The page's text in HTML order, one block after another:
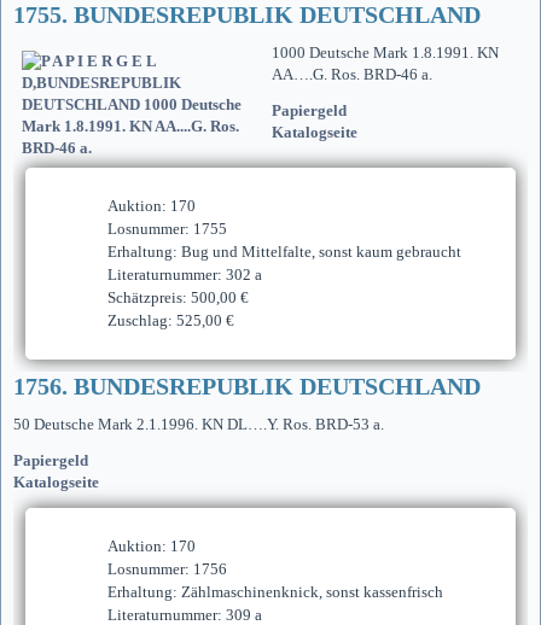
1755. BUNDESREPUBLIK DEUTSCHLAND
1000 Deutsche Mark 1.8.1991. KN
AA….G. Ros. BRD-46 a.
Papiergeld
Katalogseite
Auktion: 170
Losnummer: 1755
Erhaltung: Bug und Mittelfalte, sonst kaum gebraucht
Literaturnummer: 302 a
Schätzpreis: 500,00 €
Zuschlag: 525,00 €
1756. BUNDESREPUBLIK DEUTSCHLAND
50 Deutsche Mark 2.1.1996. KN DL….Y. Ros. BRD-53 a.
Papiergeld
Katalogseite
Auktion: 170
Losnummer: 1756
Erhaltung: Zählmaschinenknick, sonst kassenfrisch
Literaturnummer: 309 a